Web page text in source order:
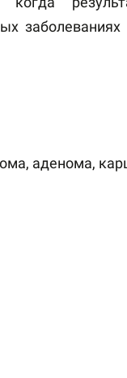
заболеваниях
аденома,